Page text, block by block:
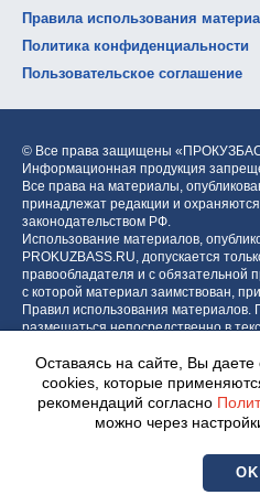
Правила использования
Политика конфиденциальности
Пользовательское соглашение
© Все права защищены
Информационная продукция
Все права на материалы,
принадлежат редакции и охраняются
законодательством РФ.
Использование материалов,
PROKUZBASS.RU, допускается
правообладателя и с обязательной
с которой материал заимствован,
Правил использования материалов.
размещаться непосредственно в
блока.
Центр интернет-проектов «МОЁ!»
Оставаясь на сайте, Вы даете
cookies, которые
рекомендаций согласно
можно через
OK